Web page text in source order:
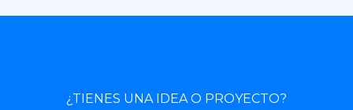
¿TIENES UNA IDEA O PROYECTO?